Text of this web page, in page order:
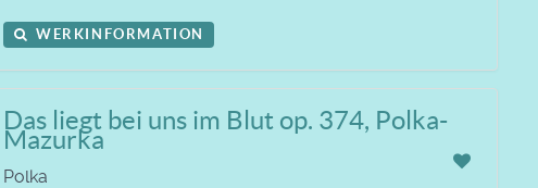
WERKINFORMATION
Das liegt bei uns im Blut op. 374, Polka-
Mazurka
Polka